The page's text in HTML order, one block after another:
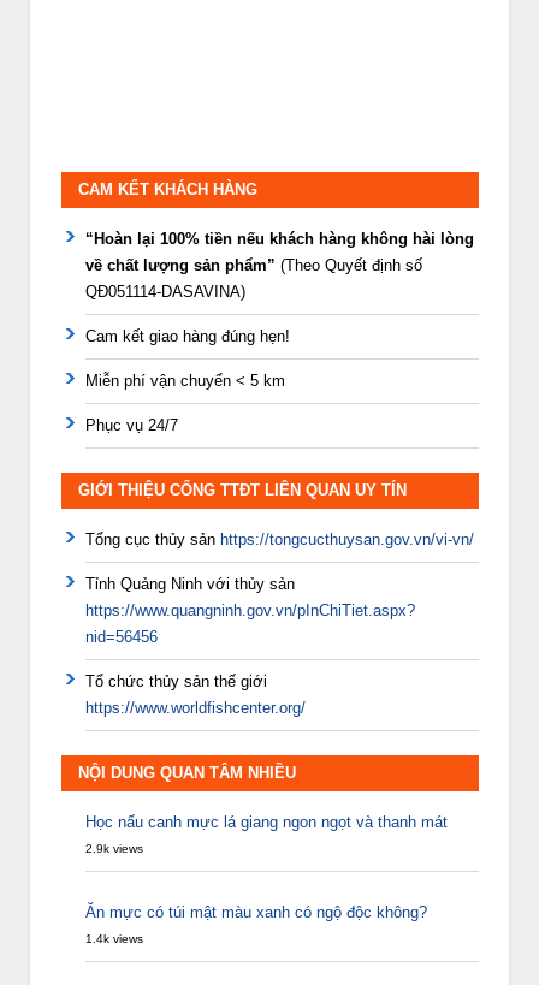
CAM KẾT KHÁCH HÀNG
“Hoàn lại 100% tiền nếu khách hàng không hài lòng
về chất lượng sản phẩm” (Theo Quyết định số
QĐ051114-DASAVINA)
Cam kết giao hàng đúng hẹn!
Miễn phí vận chuyển < 5 km
Phục vụ 24/7
GIỚI THIỆU CỔNG TTĐT LIÊN QUAN UY TÍN
Tổng cục thủy sản https://tongcucthuysan.gov.vn/vi-vn/
Tỉnh Quảng Ninh với thủy sản
https://www.quangninh.gov.vn/pInChiTiet.aspx?
nid=56456
Tổ chức thủy sản thế giới
https://www.worldfishcenter.org/
NỘI DUNG QUAN TÂM NHIỀU
Học nấu canh mực lá giang ngon ngọt và thanh mát
2.9k views
Ăn mực có túi mật màu xanh có ngộ độc không?
1.4k views